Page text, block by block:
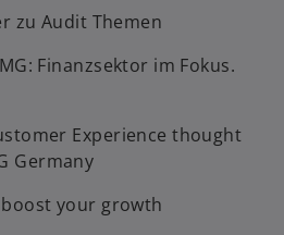
zu Audit Themen
Finanzsektor im Fokus.
Experience thought
Germany
your growth